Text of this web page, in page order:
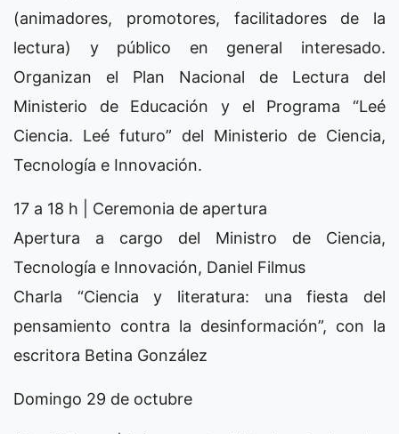
(animadores, promotores, facilitadores de la
lectura) y público en general interesado.
Organizan el Plan Nacional de Lectura del
Ministerio de Educación y el Programa “Leé
Ciencia. Leé futuro” del Ministerio de Ciencia,
Tecnología e Innovación.
17 a 18 h | Ceremonia de apertura
Apertura a cargo del Ministro de Ciencia,
Tecnología e Innovación, Daniel Filmus
Charla “Ciencia y literatura: una fiesta del
pensamiento contra la desinformación”, con la
escritora Betina González
Domingo 29 de octubre